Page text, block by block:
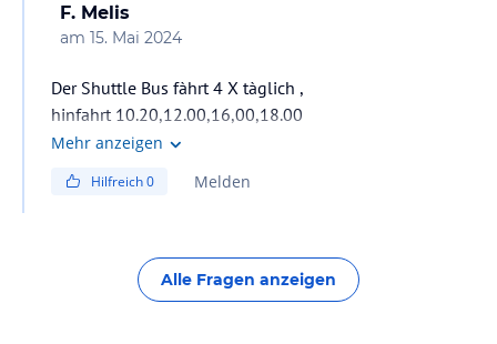
F. Melis
am 15. Mai 2024
Der Shuttle Bus fàhrt 4 X tàglich ,
hinfahrt 10.20,12.00,16,00,18.00
rùckfahrt 12.10,16.10,18,10
Mehr anzeigen
Hilfreich0 Melden
Alle Fragen anzeigen